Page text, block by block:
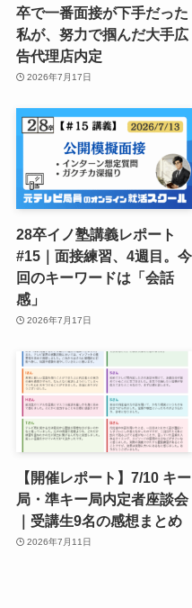
卒で一番面接が下手だった
私が、努力で掴んだ大手広
告代理店内定
2026年7月17日
28卒イノ塾講義レポート
#15｜面接練習、4週目。今
回のキーワードは「会話
感」
2026年7月17日
【開催レポート】7/10 キー
局・準キー局内定者座談会
｜受講生9名の感想まとめ
2026年7月11日